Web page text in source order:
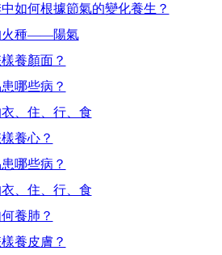
如何根據節氣的變化養生？
火種——陽氣
養顏面？
哪些病？
、住、行、食
養心？
哪些病？
、住、行、食
養肺？
養皮膚？